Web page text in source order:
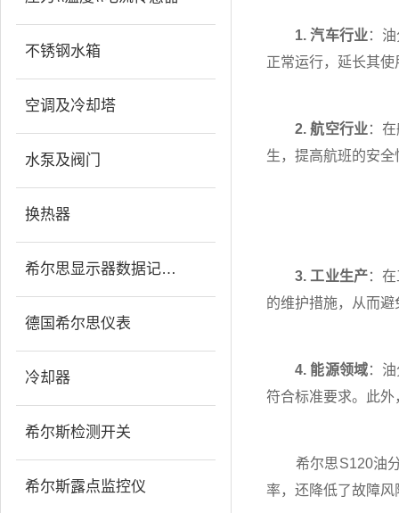
不锈钢水箱
空调及冷却塔
水泵及阀门
换热器
希尔思显示器数据记录仪
德国希尔思仪表
冷却器
希尔斯检测开关
希尔斯露点监控仪
1. 汽车行业：
正常运行，延长其使
2. 航空行业：
生，提高航班的安
3. 工业生产：
的维护措施，从而
4. 能源领域：
符合标准要求。此
希尔思S120油分
率，还降低了故障